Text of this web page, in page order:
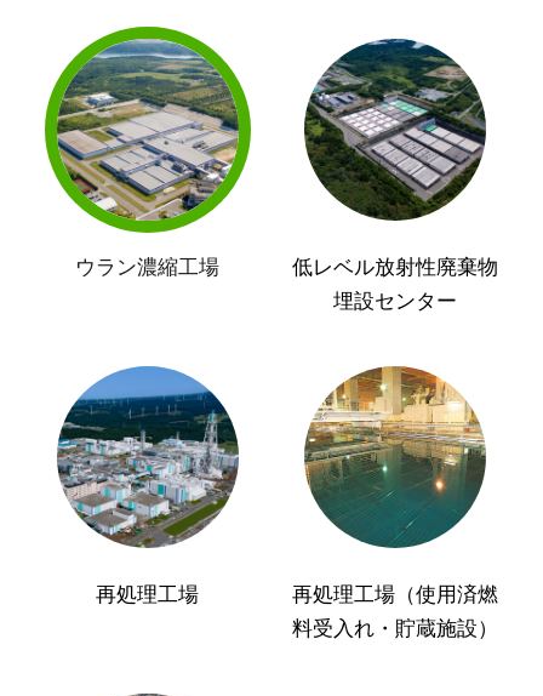
ウラン濃縮工場
低レベル放射性廃棄物
埋設センター
再処理工場
再処理工場（使用済燃
料受入れ・貯蔵施設）